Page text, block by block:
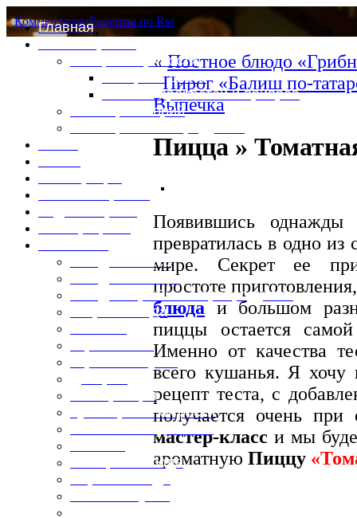
Главная
Специи и пряности
Специи и диета
Каталог пряностей и приправ
Таблица калорий
Блюда из мяса
Блюда из птицы
Блюда из рыбы и морепродуктов
Вторые блюда
Горяченькое
Горячие закуски
Консервация
Кулинарные хитрости
Маленьким гурманам
Овощные блюда
КомментарииРецепты по Rss
«Постное блюдо
Пирог «Балиш по-
Выпечка
Пицца »
Появившись
превратилась в одно
мире. Секрет ее
простоте
блюдаи большом
пиццы остается
Именно от качества
всего кушанья. Я
рецепт теста, с
получается очень
мастер-класс и мы
ароматную Пиццу